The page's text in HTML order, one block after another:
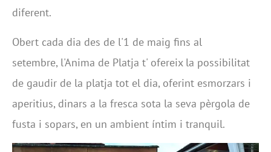
diferent.
Obert cada dia des de l'1 de maig fins al
setembre, l'Anima de Platja t' ofereix la possibilitat
de gaudir de la platja tot el dia, oferint esmorzars i
aperitius, dinars a la fresca sota la seva pèrgola de
fusta i sopars, en un ambient íntim i tranquil.